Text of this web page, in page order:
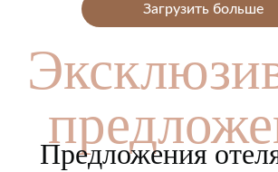
Загрузить больше
Предложения